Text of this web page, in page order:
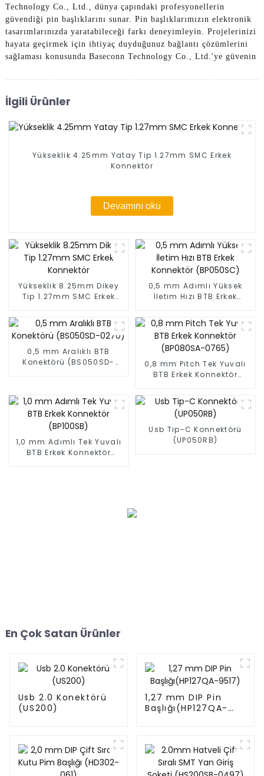
Technology Co., Ltd., dünya çapındaki profesyonellerin
güvendiği pin başlıklarını sunar. Pin başlıklarımızın elektronik
tasarımlarınızda yaratabileceği farkı deneyimleyin. Projelerinizi
hayata geçirmek için ihtiyaç duyduğunuz bağlantı çözümlerini
sağlaması konusunda Baseconn Technology Co., Ltd.'ye güvenin
İlgili Ürünler
Yükseklik 4.25mm Yatay Tip 1.27mm SMC Erkek
Konnektör
Devamını oku
Yükseklik 8.25mm Dikey
Tip 1.27mm SMC Erkek
0,5 mm Adımlı Yüksek
İletim Hızı BTB Erkek
0,5 mm Aralıklı BTB
Konektörü (BS050SD-
0,8 mm Pitch Tek Yuvalı
BTB Erkek Konnektör
1,0 mm Adımlı Tek Yuvalı
BTB Erkek Konnektör
Usb Tip-C Konnektörü
(UP050RB)
En Çok Satan Ürünler
Usb 2.0 Konektörü
(US200)
1,27 mm DIP Pin
Başlığı(HP127QA-